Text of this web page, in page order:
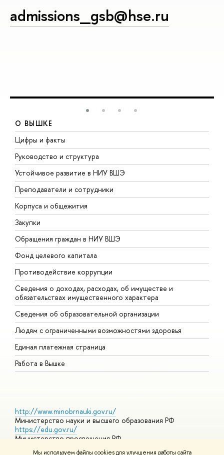
Мы используем файлы cookies для улучшения работы сайта
admissions_gsb@hse.ru
О ВЫШКЕ
Цифры и факты
Руководство и структура
Устойчивое развитие в НИУ ВШЭ
Преподаватели и сотрудники
Корпуса и общежития
Закупки
Обращения граждан в НИУ ВШЭ
Фонд целевого капитала
Противодействие коррупции
Сведения о доходах, расходах, об имуществе и
обязательствах имущественного характера
Сведения об образовательной организации
Людям с ограниченными возможностями здоровья
Единая платежная страница
Работа в Вышке
http://www.minobrnauki.gov.ru/
Министерство науки и высшего образования РФ
https://edu.gov.ru/
Министерство просвещения РФ
https://elearning.hse.ru/mooc